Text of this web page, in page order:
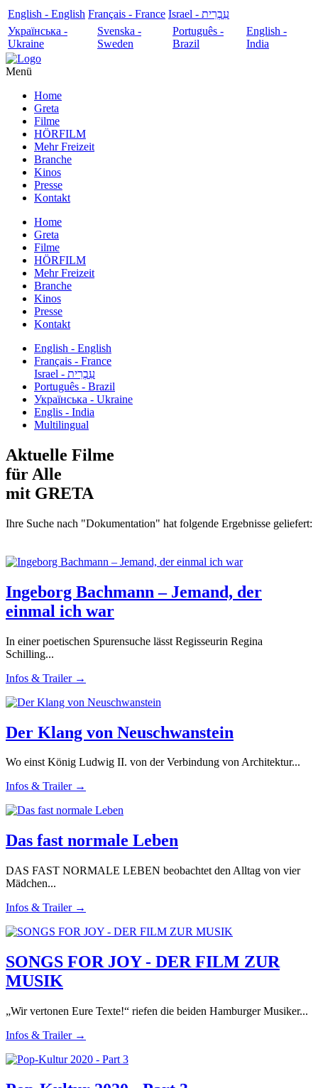
English - English Français - France
עִבְרִית - Israel
Українська -
Ukraine
Svenska -
Sweden
Português -
Brazil
English -
India
Menü
Home
Greta
Filme
HÖRFILM
Mehr Freizeit
Branche
Kinos
Presse
Kontakt
Home
Greta
Filme
HÖRFILM
Mehr Freizeit
Branche
Kinos
Presse
Kontakt
English - English
Français - France
עִבְרִית - Israel
Português - Brazil
Українська - Ukraine
Englis - India
Multilingual
Aktuelle Filme
für Alle
mit GRETA
Ihre Suche nach "Dokumentation" hat folgende Ergebnisse geliefert:
Ingeborg Bachmann – Jemand, der
einmal ich war
In einer poetischen Spurensuche lässt Regisseurin Regina
Schilling...
Infos & Trailer →
Der Klang von Neuschwanstein
Wo einst König Ludwig II. von der Verbindung von Architektur...
Infos & Trailer →
Das fast normale Leben
DAS FAST NORMALE LEBEN beobachtet den Alltag von vier
Mädchen...
Infos & Trailer →
SONGS FOR JOY - DER FILM ZUR
MUSIK
„Wir vertonen Eure Texte!“ riefen die beiden Hamburger Musiker...
Infos & Trailer →